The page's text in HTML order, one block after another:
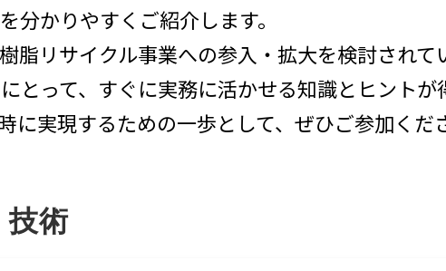
分かりやすくご紹介します。
リサイクル事業への参入・拡大を検討されて
とって、すぐに実務に活かせる知識とヒントが
実現するための一歩として、ぜひご参加くだ
技術